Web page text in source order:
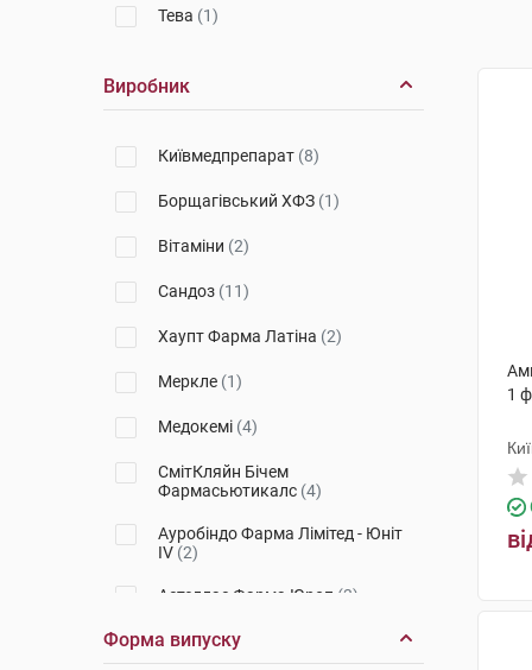
Тева (1)
Виробник
Київмедпрепарат (8)
Борщагівський ХФЗ (1)
Вітаміни (2)
Сандоз (11)
Хаупт Фарма Латіна (2)
Меркле (1)
Медокемі (4)
СмітКляйн Бічем
Фармасьютикалс (4)
Ауробіндо Фарма Лімітед - Юніт
ІV (2)
Астеллас Фарма Юроп (3)
Ауробіндо Фарма Лтд. Юніт VI
(1)
Форма випуску
1